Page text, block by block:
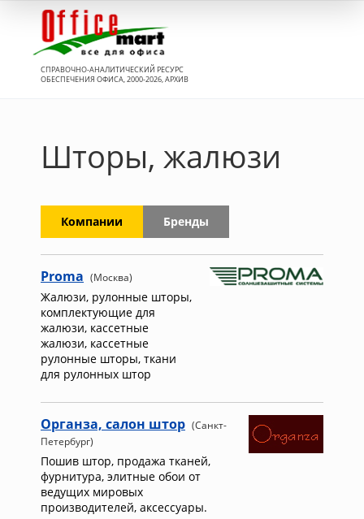
СПРАВОЧНО-АНАЛИТИЧЕСКИЙ РЕСУРС
ОБЕСПЕЧЕНИЯ ОФИСА, 2000-2026, АРХИВ
Шторы, жалюзи
Компании Бренды
Proma (Москва)
Жалюзи, рулонные шторы,
комплектующие для
жалюзи, кассетные
жалюзи, кассетные
рулонные шторы, ткани
для рулонных штор
Органза, салон штор (Санкт-
Петербург)
Пошив штор, продажа тканей,
фурнитура, элитные обои от
ведущих мировых
производителей, аксессуары.